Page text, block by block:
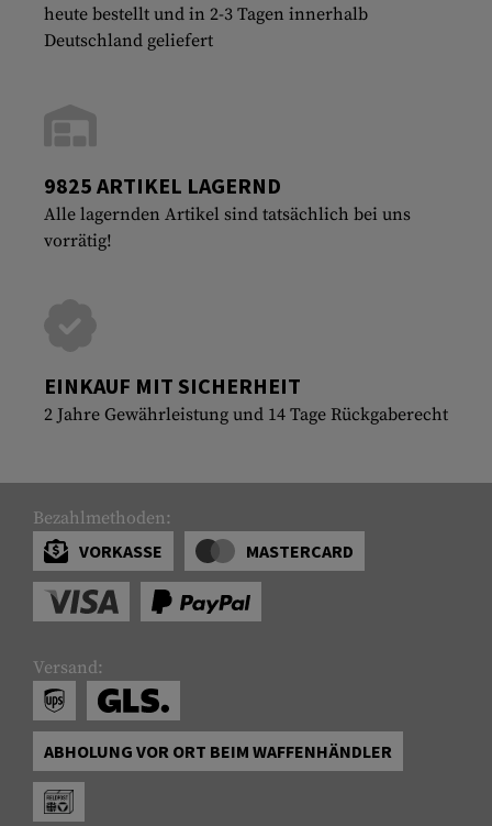
heute bestellt und in 2-3 Tagen innerhalb
Deutschland geliefert
9825 ARTIKEL LAGERND
Alle lagernden Artikel sind tatsächlich bei uns
vorrätig!
EINKAUF MIT SICHERHEIT
2 Jahre Gewährleistung und 14 Tage Rückgaberecht
Bezahlmethoden:
VORKASSE
MASTERCARD
Versand:
ABHOLUNG VOR ORT BEIM WAFFENHÄNDLER